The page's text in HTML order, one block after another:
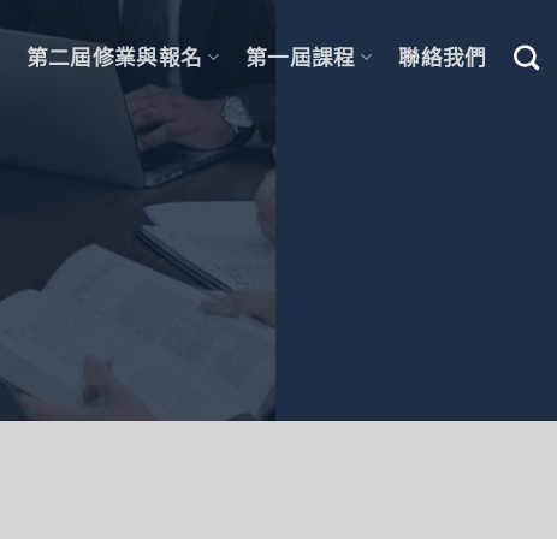
第二屆修業與報名 第一屆課程 聯絡我們